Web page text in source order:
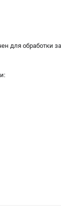
для обработки